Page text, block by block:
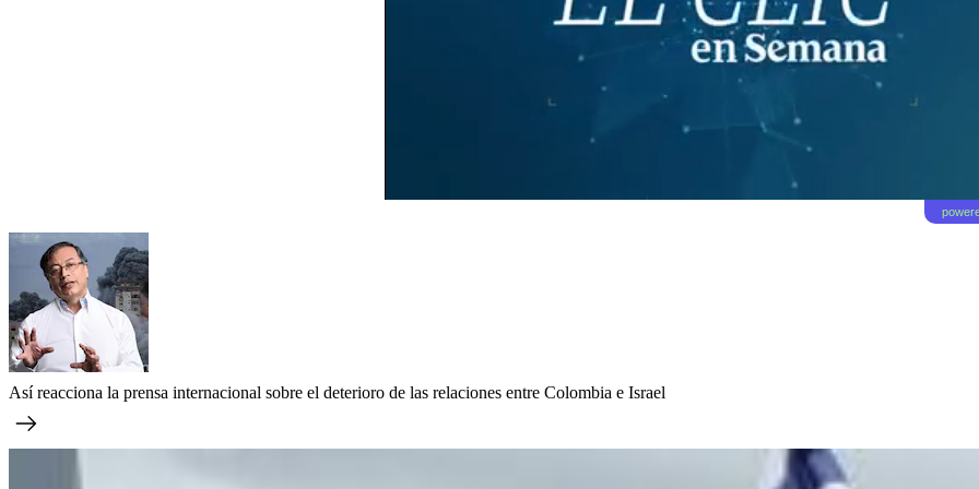
Así reacciona la prensa internacional sobre el deterioro de las relaciones entre Colombia e Israel